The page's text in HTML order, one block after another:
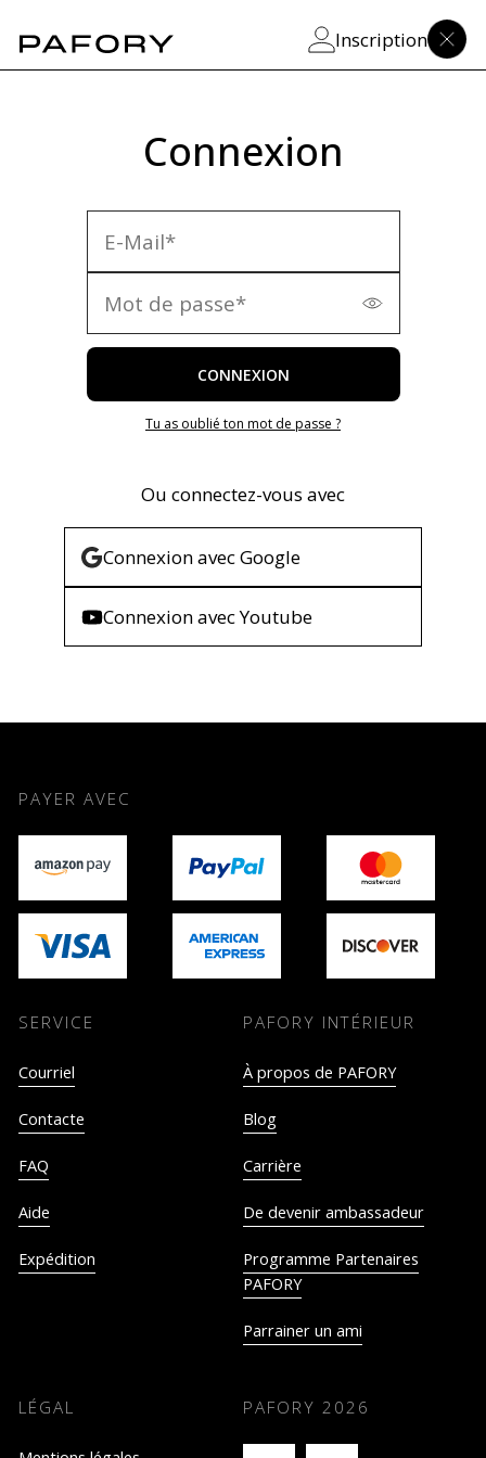
Inscription
Connexion
CONNEXION
Tu as oublié ton mot de passe ?
Ou connectez-vous avec
ConnexionavecGoogle
ConnexionavecYoutube
PAYER AVEC
SERVICE
Courriel
Contacte
FAQ
Aide
Expédition
PAFORY INTÉRIEUR
À propos de PAFORY
Blog
Carrière
De devenir ambassadeur
Programme Partenaires
PAFORY
Parrainer un ami
LÉGAL PAFORY 2026